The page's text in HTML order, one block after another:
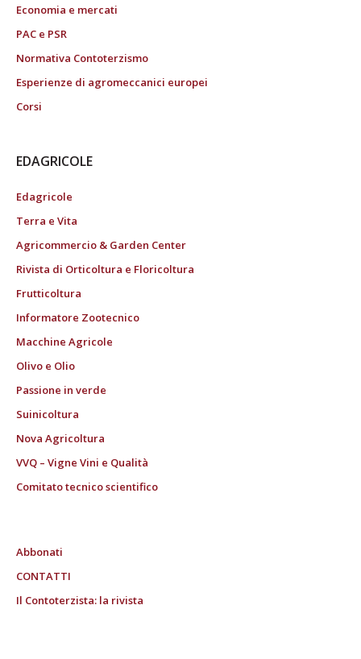
Economia e mercati
PAC e PSR
Normativa Contoterzismo
Esperienze di agromeccanici europei
Corsi
EDAGRICOLE
Edagricole
Terra e Vita
Agricommercio & Garden Center
Rivista di Orticoltura e Floricoltura
Frutticoltura
Informatore Zootecnico
Macchine Agricole
Olivo e Olio
Passione in verde
Suinicoltura
Nova Agricoltura
VVQ – Vigne Vini e Qualità
Comitato tecnico scientifico
Abbonati
CONTATTI
Il Contoterzista: la rivista